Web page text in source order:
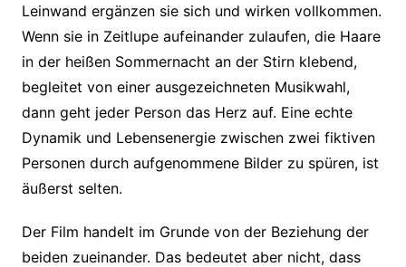
Leinwand ergänzen sie sich und wirken vollkommen.
Wenn sie in Zeitlupe aufeinander zulaufen, die Haare
in der heißen Sommernacht an der Stirn klebend,
begleitet von einer ausgezeichneten Musikwahl,
dann geht jeder Person das Herz auf. Eine echte
Dynamik und Lebensenergie zwischen zwei fiktiven
Personen durch aufgenommene Bilder zu spüren, ist
äußerst selten.
Der Film handelt im Grunde von der Beziehung der
beiden zueinander. Das bedeutet aber nicht, dass